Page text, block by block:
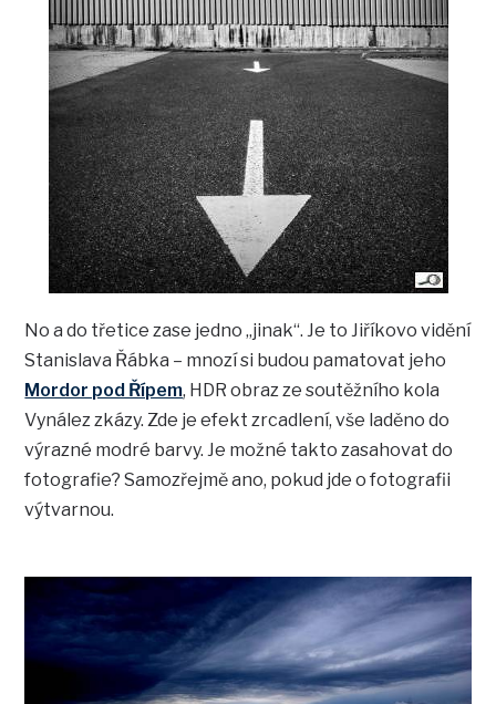
No a do třetice zase jedno „jinak“. Je to Jiříkovo vidění
Stanislava Řábka – mnozí si budou pamatovat jeho
Mordor pod Řípem, HDR obraz ze soutěžního kola
Vynález zkázy. Zde je efekt zrcadlení, vše laděno do
výrazné modré barvy. Je možné takto zasahovat do
fotografie? Samozřejmě ano, pokud jde o fotografii
výtvarnou.